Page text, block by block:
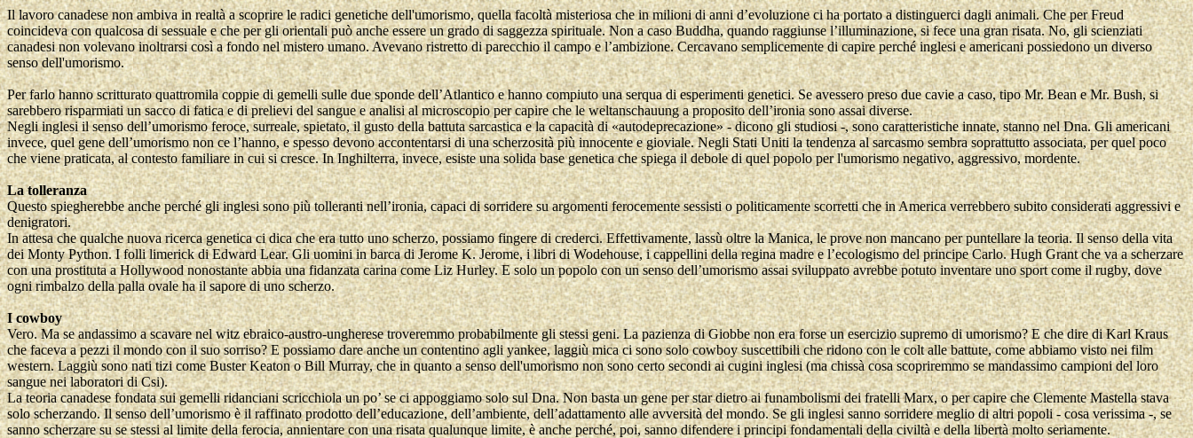
Il lavoro canadese non ambiva in realtà a scoprire le radici genetiche dell'umorismo, quella facoltà misteriosa che in milioni di anni d’evoluzione ci ha portato a distinguerci dagli animali. Che per Freud
coincideva con qualcosa di sessuale e che per gli orientali può anche essere un grado di saggezza spirituale. Non a caso Buddha, quando raggiunse l’illuminazione, si fece una gran risata. No, gli scienziati
canadesi non volevano inoltrarsi così a fondo nel mistero umano. Avevano ristretto di parecchio il campo e l’ambizione. Cercavano semplicemente di capire perché inglesi e americani possiedono un diverso
senso dell'umorismo.
Per farlo hanno scritturato quattromila coppie di gemelli sulle due sponde dell’Atlantico e hanno compiuto una serqua di esperimenti genetici. Se avessero preso due cavie a caso, tipo Mr. Bean e Mr. Bush, si
sarebbero risparmiati un sacco di fatica e di prelievi del sangue e analisi al microscopio per capire che le weltanschauung a proposito dell’ironia sono assai diverse.
Negli inglesi il senso dell’umorismo feroce, surreale, spietato, il gusto della battuta sarcastica e la capacità di «autodeprecazione» - dicono gli studiosi -, sono caratteristiche innate, stanno nel Dna. Gli americani
invece, quel gene dell’umorismo non ce l’hanno, e spesso devono accontentarsi di una scherzosità più innocente e gioviale. Negli Stati Uniti la tendenza al sarcasmo sembra soprattutto associata, per quel poco
che viene praticata, al contesto familiare in cui si cresce. In Inghilterra, invece, esiste una solida base genetica che spiega il debole di quel popolo per l'umorismo negativo, aggressivo, mordente.
La tolleranza
Questo spiegherebbe anche perché gli inglesi sono più tolleranti nell’ironia, capaci di sorridere su argomenti ferocemente sessisti o politicamente scorretti che in America verrebbero subito considerati aggressivi e
denigratori.
In attesa che qualche nuova ricerca genetica ci dica che era tutto uno scherzo, possiamo fingere di crederci. Effettivamente, lassù oltre la Manica, le prove non mancano per puntellare la teoria. Il senso della vita
dei Monty Python. I folli limerick di Edward Lear. Gli uomini in barca di Jerome K. Jerome, i libri di Wodehouse, i cappellini della regina madre e l’ecologismo del principe Carlo. Hugh Grant che va a scherzare
con una prostituta a Hollywood nonostante abbia una fidanzata carina come Liz Hurley. E solo un popolo con un senso dell’umorismo assai sviluppato avrebbe potuto inventare uno sport come il rugby, dove
ogni rimbalzo della palla ovale ha il sapore di uno scherzo.
I cowboy
Vero. Ma se andassimo a scavare nel witz ebraico-austro-ungherese troveremmo probabilmente gli stessi geni. La pazienza di Giobbe non era forse un esercizio supremo di umorismo? E che dire di Karl Kraus
che faceva a pezzi il mondo con il suo sorriso? E possiamo dare anche un contentino agli yankee, laggiù mica ci sono solo cowboy suscettibili che ridono con le colt alle battute, come abbiamo visto nei film
western. Laggiù sono nati tizi come Buster Keaton o Bill Murray, che in quanto a senso dell'umorismo non sono certo secondi ai cugini inglesi (ma chissà cosa scopriremmo se mandassimo campioni del loro
sangue nei laboratori di Csi).
La teoria canadese fondata sui gemelli ridanciani scricchiola un po’ se ci appoggiamo solo sul Dna. Non basta un gene per star dietro ai funambolismi dei fratelli Marx, o per capire che Clemente Mastella stava
solo scherzando. Il senso dell’umorismo è il raffinato prodotto dell’educazione, dell’ambiente, dell’adattamento alle avversità del mondo. Se gli inglesi sanno sorridere meglio di altri popoli - cosa verissima -, se
sanno scherzare su se stessi al limite della ferocia, annientare con una risata qualunque limite, è anche perché, poi, sanno difendere i principi fondamentali della civiltà e della libertà molto seriamente.